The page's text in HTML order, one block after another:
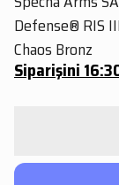
Defense® RIS
Chaos Bronz
Siparişini